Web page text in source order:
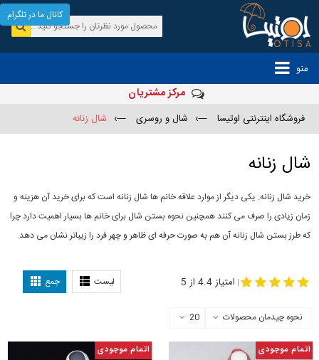
منو
مرکز مشتریان
فروشگاه اینترنتی اوتیسا —› شال و روسری —› شال زنانه
شال زنانه
خرید شال زنانه. یکی دیگر از موارد علاقه خانم ها شال زنانه است که برای خرید آن هزینه و
زمان زیادی را صرف می کنند همچنین نحوه بستن شال برای خانم ها بسیار اهمیت دارد چرا
که طرز بستن شال زنانه آن هم به صورت حرفه ای ظاهر و چهر فرد را زیباتر نشان می دهد.
لیست جمع | امتیاز 4.4 از 5
نحوه چیدمان محصولات 20
اتمام موجودی اتمام موجودی
کانال ما در تلگرام